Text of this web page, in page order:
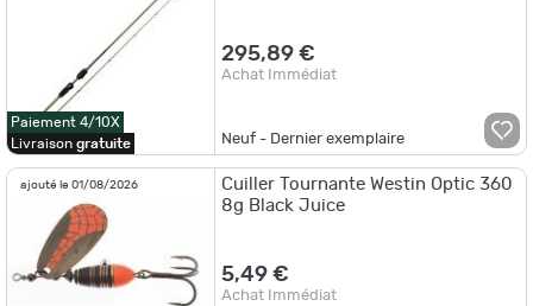
Paiement 4/10X
Livraison gratuite
295,89 €
Achat Immédiat
Neuf - Dernier exemplaire
ajouté le 01/08/2026
Cuiller Tournante Westin Optic 360
8g Black Juice
5,49 €
Achat Immédiat